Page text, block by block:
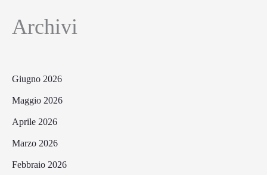
Archivi
Giugno 2026
Maggio 2026
Aprile 2026
Marzo 2026
Febbraio 2026